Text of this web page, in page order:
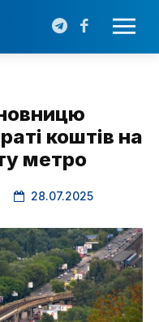
коштів на
метро
28.07.2025